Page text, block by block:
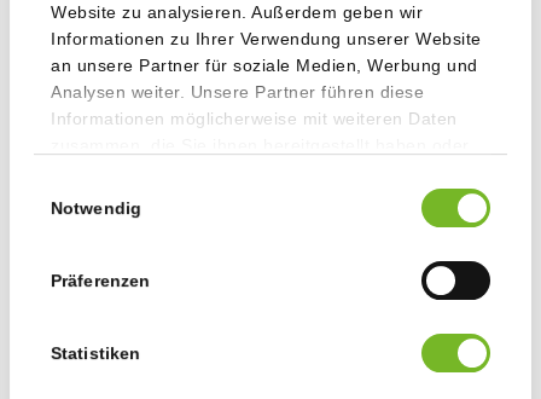
Website zu analysieren. Außerdem geben wir
Informationen zu Ihrer Verwendung unserer Website
an unsere Partner für soziale Medien, Werbung und
Analysen weiter. Unsere Partner führen diese
Informationen möglicherweise mit weiteren Daten
gesammelt haben.
Notwendig
Präferenzen
Statistiken
Gerne beraten wir Sie bereits vorab über Möglichkeiten,
Oft entscheiden schon ein paar Millimeter!